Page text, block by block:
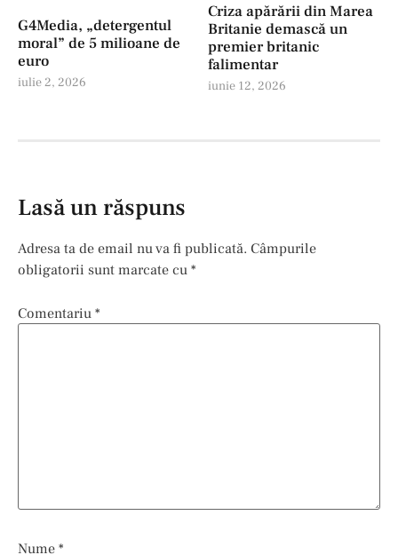
G4Media, „detergentul
moral” de 5 milioane de
euro
iulie 2, 2026
Criza apărării din Marea
Britanie demască un
premier britanic
falimentar
iunie 12, 2026
Lasă un răspuns
Adresa ta de email nu va fi publicată. Câmpurile
obligatorii sunt marcate cu *
Comentariu *
Nume *